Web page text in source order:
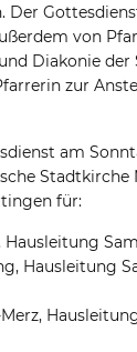
Der
von
Diakonie
zur
am
für:
Hausleitung
Hausleitung